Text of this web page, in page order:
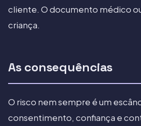
cliente. O documento médico
criança.
As consequências
O risco nem sempre é um
consentimento, confiança e